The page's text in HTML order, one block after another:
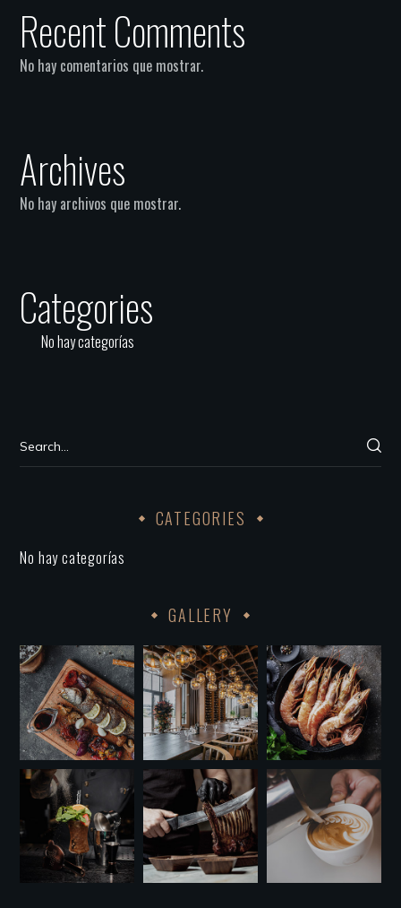
Recent Comments
No hay comentarios que mostrar.
Archives
No hay archivos que mostrar.
Categories
No hay categorías
CATEGORIES
No hay categorías
GALLERY